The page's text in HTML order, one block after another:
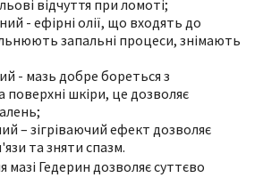
відчуття при ломоті;
- ефірні олії, що входять до
запальні процеси, знімають
- мазь добре бореться з
поверхні шкіри, це дозволяє
– зігріваючий ефект дозволяє
та зняти спазм.
мазі Гедерин дозволяє суттєво